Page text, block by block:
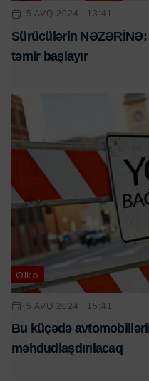
5 AVQ 2024 | 13:41
Sürücülərin
təmir başlayır
Ölkə
5 AVQ 2024 | 15:41
Bu küçədə
məhdudlaşdırılacaq